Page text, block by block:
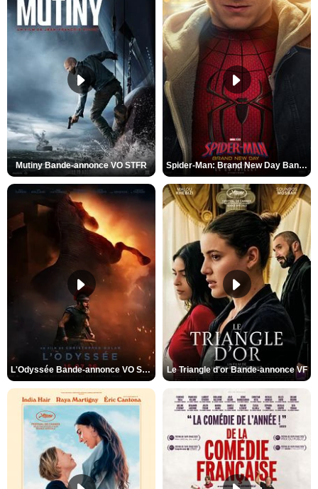
Mutiny Bande-annonce VO STFR Spider-Man: Brand New Day Bande-annonce VO STFR
L'Odyssée Bande-annonce VO STFR Le Triangle d'or Bande-annonce VF